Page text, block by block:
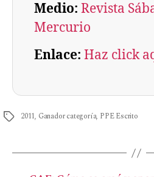
Medio: Revista
Mercurio
Enlace: Haz click
2011, Ganador categoría, PPE Escrito